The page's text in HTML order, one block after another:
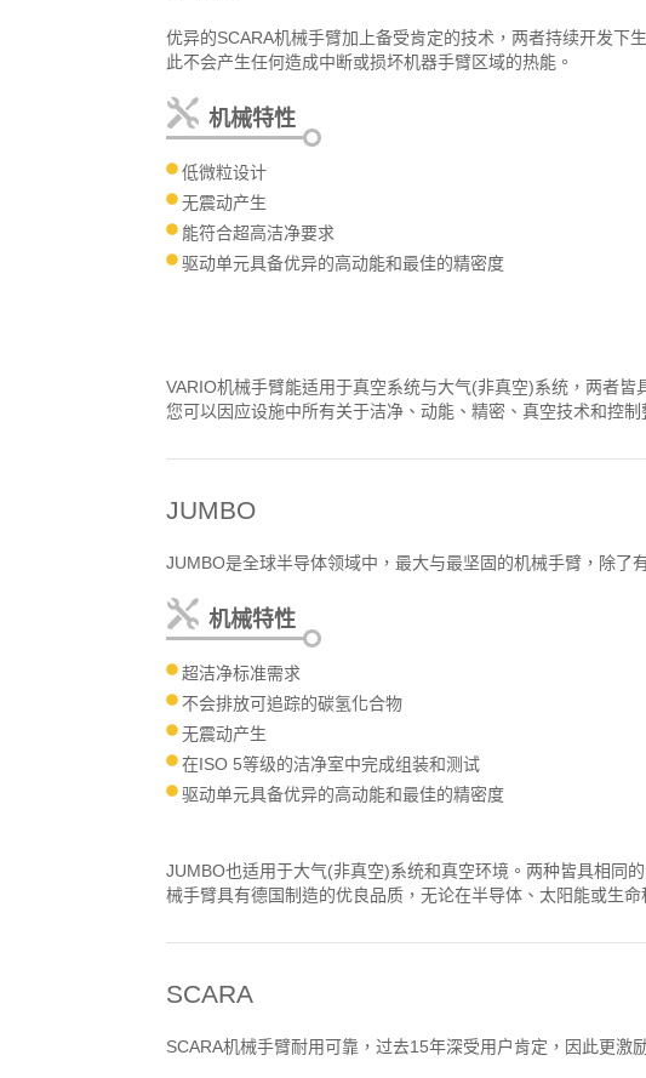
优异的SCARA机械手臂加上备受肯定的技术，两者持续开发下
此不会产生任何造成中断或损坏机器手臂区域的热能。
机械特性
低微粒设计
无震动产生
能符合超高洁净要求
驱动单元具备优异的高动能和最佳的精密度
VARIO机械手臂能适用于真空系统与大气(非真空)系统，两者
您可以因应设施中所有关于洁净、动能、精密、真空技术和控制
JUMBO
JUMBO是全球半导体领域中，最大与最坚固的机械手臂，除了
机械特性
超洁净标准需求
不会排放可追踪的碳氢化合物
无震动产生
在ISO 5等级的洁净室中完成组装和测试
驱动单元具备优异的高动能和最佳的精密度
JUMBO也适用于大气(非真空)系统和真空环境。两种皆具相同
械手臂具有德国制造的优良品质，无论在半导体、太阳能或生
SCARA
SCARA机械手臂耐用可靠，过去15年深受用户肯定，因此更激